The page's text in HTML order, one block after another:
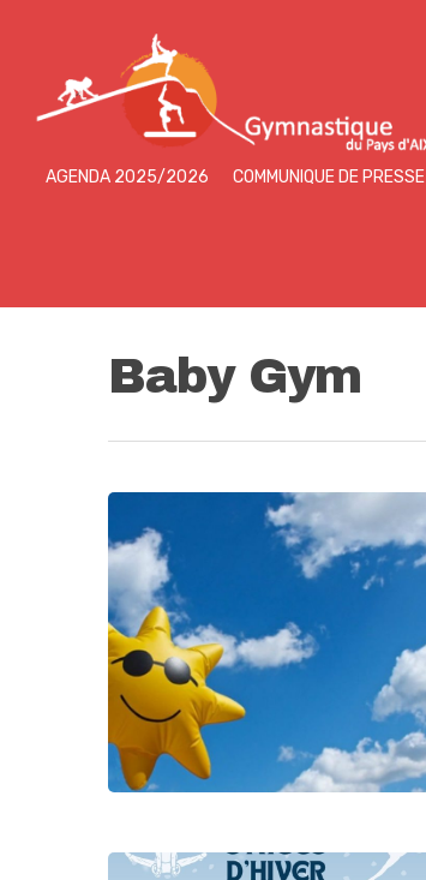
AGENDA 2025/2026 COMMUNIQUE DE PRESSE
Baby Gym